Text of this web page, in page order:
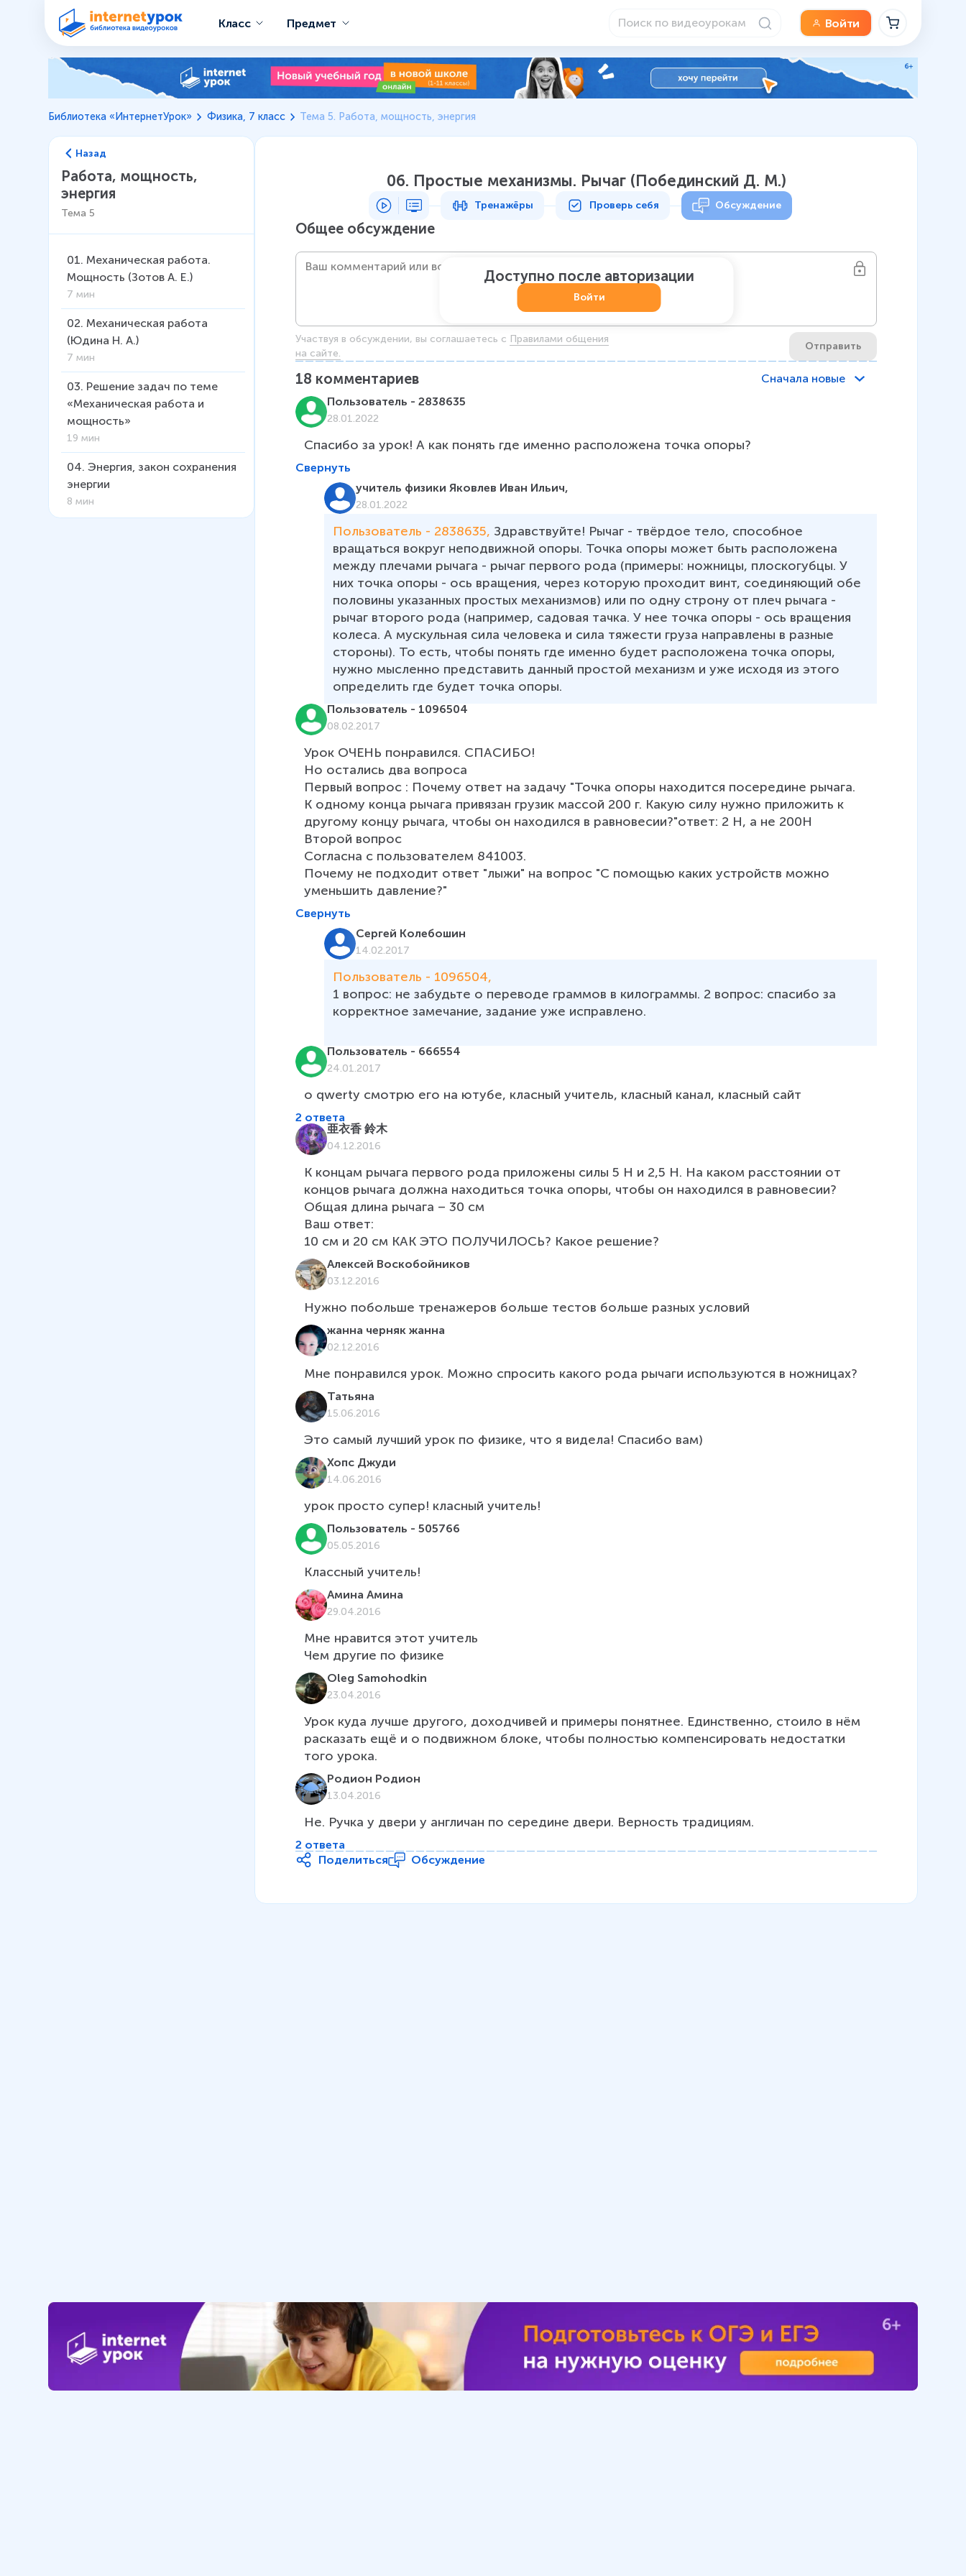
Класс Предмет Войти
Библиотека «ИнтернетУрок» Физика, 7 класс Тема 5. Работа, мощность, энергия
Назад
Работа, мощность,
энергия
Тема 5
01. Механическая работа.
Мощность (Зотов А. Е.)
7 мин
02. Механическая работа
(Юдина Н. А.)
7 мин
03. Решение задач по теме
«Механическая работа и
мощность»
19 мин
04. Энергия, закон сохранения
энергии
8 мин
06. Простые механизмы. Рычаг (Побединский Д. М.)
Тренажёры Проверь себя Обсуждение
Общее обсуждение
Участвуя в обсуждении, вы соглашаетесь c Правилами общения
на сайте.
Отправить
Доступно после авторизации
Войти
18 комментариев
Сначала новые
Пользователь - 2838635
28.01.2022
Спасибо за урок! А как понять где именно расположена точка опоры?
Свернуть
учитель физики Яковлев Иван Ильич,
28.01.2022
Пользователь - 2838635, Здравствуйте! Рычаг - твёрдое тело, способное
вращаться вокруг неподвижной опоры. Точка опоры может быть расположена
между плечами рычага - рычаг первого рода (примеры: ножницы, плоскогубцы. У
них точка опоры - ось вращения, через которую проходит винт, соединяющий обе
половины указанных простых механизмов) или по одну строну от плеч рычага -
рычаг второго рода (например, садовая тачка. У нее точка опоры - ось вращения
колеса. А мускульная сила человека и сила тяжести груза направлены в разные
стороны). То есть, чтобы понять где именно будет расположена точка опоры,
нужно мысленно представить данный простой механизм и уже исходя из этого
определить где будет точка опоры.
Пользователь - 1096504
08.02.2017
Урок ОЧЕНЬ понравился. СПАСИБО!
Но остались два вопроса
Первый вопрос : Почему ответ на задачу "Точка опоры находится посередине рычага.
К одному конца рычага привязан грузик массой 200 г. Какую силу нужно приложить к
другому концу рычага, чтобы он находился в равновесии?"ответ: 2 Н, а не 200Н
Второй вопрос
Согласна с пользователем 841003.
Почему не подходит ответ "лыжи" на вопрос "С по­мо­щью каких устройств можно
умень­шить дав­ле­ние?"
Свернуть
Сергей Колебошин
14.02.2017
Пользователь - 1096504,
1 вопрос: не забудьте о переводе граммов в килограммы. 2 вопрос: спасибо за
корректное замечание, задание уже исправлено.
Пользователь - 666554
24.01.2017
о qwerty смотрю его на ютубе, класный учитель, класный канал, класный сайт
2 ответа
亜衣香 鈴木
04.12.2016
К концам рычага первого рода приложены силы 5 Н и 2,5 Н. На каком расстоянии от
концов рычага должна находиться точка опоры, чтобы он находился в равновесии?
Общая длина рычага – 30 см
Ваш ответ:
10 см и 20 см КАК ЭТО ПОЛУЧИЛОСЬ? Какое решение?
Алексей Воскобойников
03.12.2016
жанна черняк жанна
02.12.2016
Мне понравился урок. Можно спросить какого рода рычаги используются в ножницах?
Татьяна
15.06.2016
Это самый лучший урок по физике, что я видела! Спасибо вам)
Хопс Джуди
14.06.2016
урок просто супер! класный учитель!
Пользователь - 505766
05.05.2016
Классный учитель!
Амина Амина
29.04.2016
Мне нравится этот учитель
Oleg Samohodkin
23.04.2016
Урок куда лучше другого, доходчивей и примеры понятнее. Единственно, стоило в нём
расказать ещё и о подвижном блоке, чтобы полностью компенсировать недостатки
того урока.
Родион Родион
13.04.2016
Не. Ручка у двери у англичан по середине двери. Верность традициям.
2 ответа
Поделиться
Обсуждение